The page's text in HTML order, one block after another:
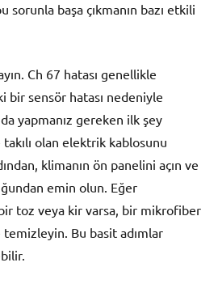
sorunla başa çıkmanın bazı etkili
Ch 67 hatası genellikle
bir sensör hatası nedeniyle
yapmanız gereken ilk şey
takılı olan elektrik kablosunu
klimanın ön panelini açın ve
emin olun. Eğer
toz veya kir varsa, bir mikrofiber
Bu basit adımlar